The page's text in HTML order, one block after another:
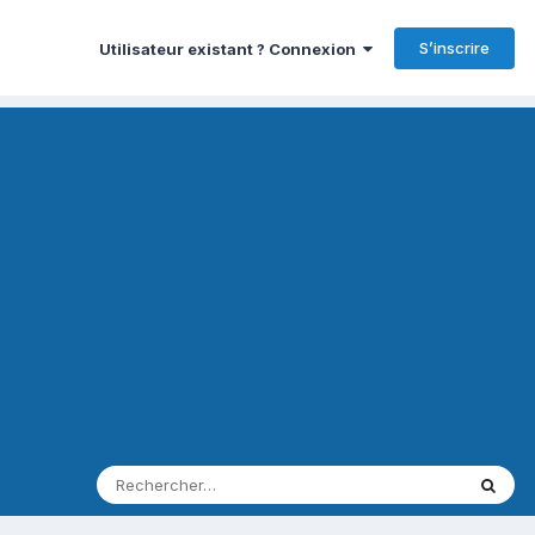
Utilisateur existant ? Connexion S’inscrire